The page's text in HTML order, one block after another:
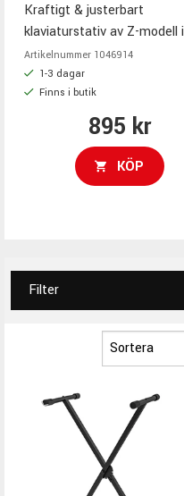
Kraftigt & justerbart
klaviaturstativ av Z-modell i
svart finish!
Artikelnummer 1046914
1-3 dagar
Finns i butik
895 kr
KÖP
Filter